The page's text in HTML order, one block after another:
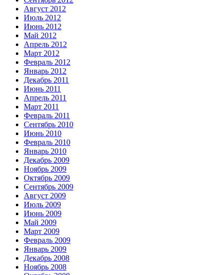
Август 2012
Июль 2012
Июнь 2012
Май 2012
Апрель 2012
Март 2012
Февраль 2012
Январь 2012
Декабрь 2011
Июнь 2011
Апрель 2011
Март 2011
Февраль 2011
Сентябрь 2010
Июнь 2010
Февраль 2010
Январь 2010
Декабрь 2009
Ноябрь 2009
Октябрь 2009
Сентябрь 2009
Август 2009
Июль 2009
Июнь 2009
Май 2009
Март 2009
Февраль 2009
Январь 2009
Декабрь 2008
Ноябрь 2008